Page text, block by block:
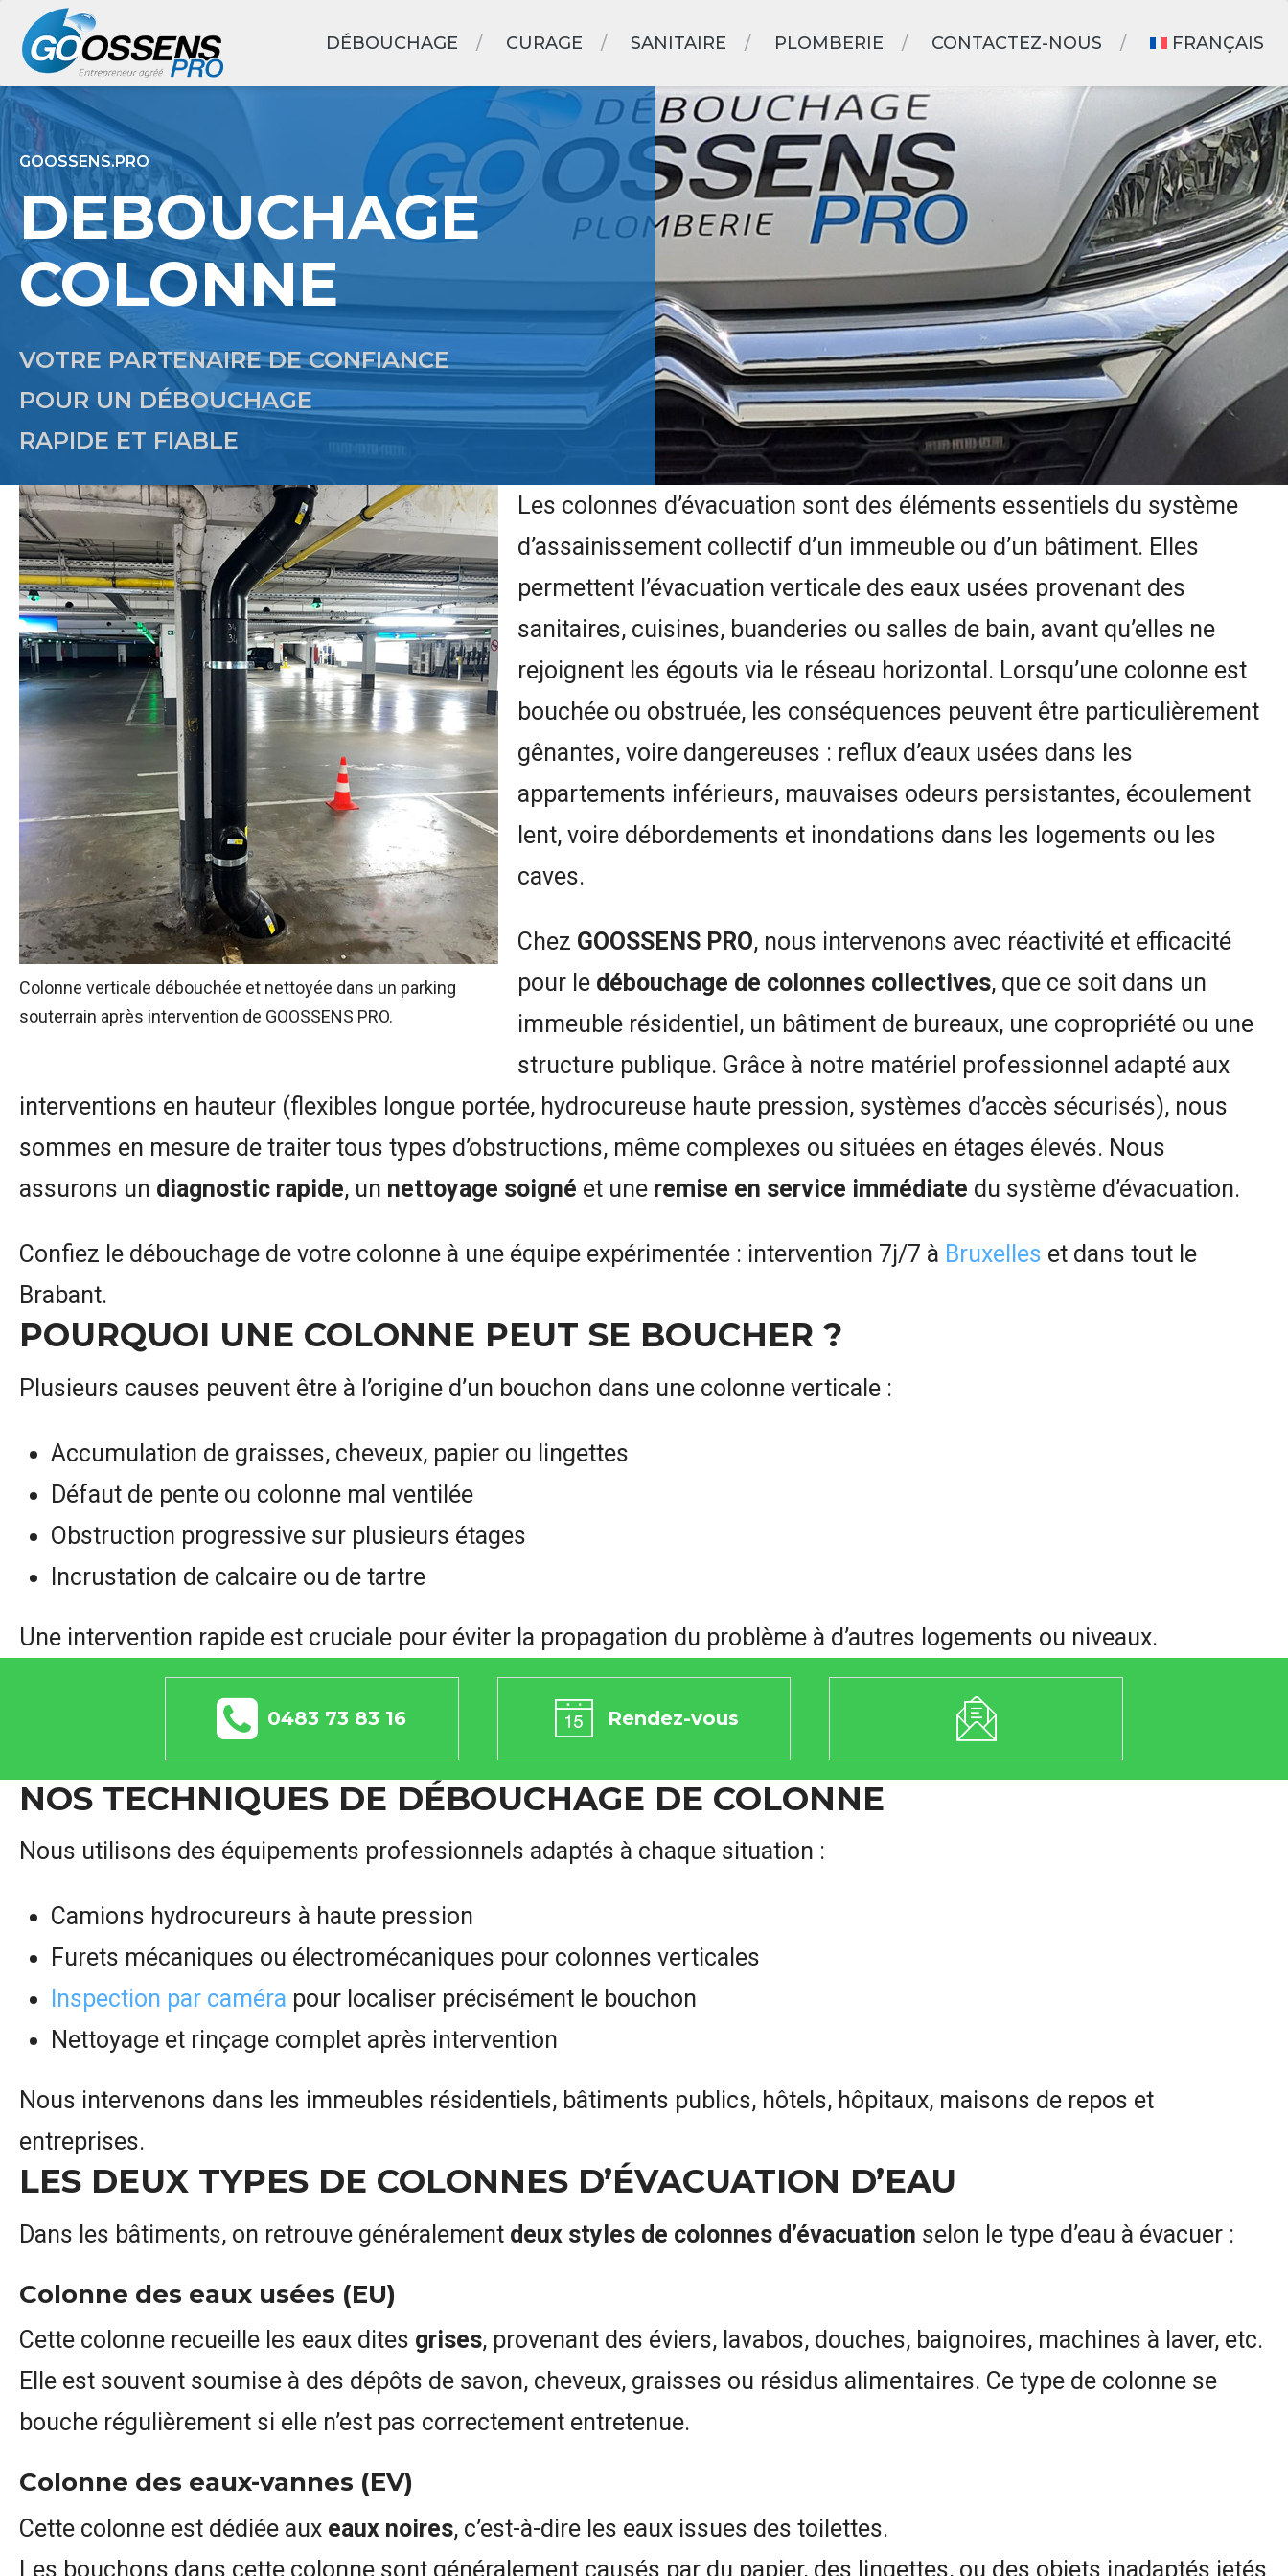
DÉBOUCHAGE CURAGE SANITAIRE PLOMBERIE CONTACTEZ-NOUS FRANÇAIS
GOOSSENS.PRO
DEBOUCHAGE
COLONNE
VOTRE PARTENAIRE DE CONFIANCE
POUR UN DÉBOUCHAGE
RAPIDE ET FIABLE
Colonne verticale débouchée et nettoyée dans un parking
souterrain après intervention de GOOSSENS PRO.
Les colonnes d’évacuation sont des éléments essentiels du système
d’assainissement collectif d’un immeuble ou d’un bâtiment. Elles
permettent l’évacuation verticale des eaux usées provenant des
sanitaires, cuisines, buanderies ou salles de bain, avant qu’elles ne
rejoignent les égouts via le réseau horizontal. Lorsqu’une colonne est
bouchée ou obstruée, les conséquences peuvent être particulièrement
gênantes, voire dangereuses : reflux d’eaux usées dans les
appartements inférieurs, mauvaises odeurs persistantes, écoulement
lent, voire débordements et inondations dans les logements ou les
caves.
Chez GOOSSENS PRO, nous intervenons avec réactivité et efficacité
pour le débouchage de colonnes collectives, que ce soit dans un
immeuble résidentiel, un bâtiment de bureaux, une copropriété ou une
structure publique. Grâce à notre matériel professionnel adapté aux
interventions en hauteur (flexibles longue portée, hydrocureuse haute pression, systèmes d’accès sécurisés), nous
sommes en mesure de traiter tous types d’obstructions, même complexes ou situées en étages élevés. Nous
assurons un diagnostic rapide, un nettoyage soigné et une remise en service immédiate du système d’évacuation.
Confiez le débouchage de votre colonne à une équipe expérimentée : intervention 7j/7 à Bruxelles et dans tout le
Brabant.
POURQUOI UNE COLONNE PEUT SE BOUCHER ?
Plusieurs causes peuvent être à l’origine d’un bouchon dans une colonne verticale :
Accumulation de graisses, cheveux, papier ou lingettes
Défaut de pente ou colonne mal ventilée
Obstruction progressive sur plusieurs étages
Incrustation de calcaire ou de tartre
Une intervention rapide est cruciale pour éviter la propagation du problème à d’autres logements ou niveaux.
0483 73 83 16 Rendez-vous
NOS TECHNIQUES DE DÉBOUCHAGE DE COLONNE
Nous utilisons des équipements professionnels adaptés à chaque situation :
Camions hydrocureurs à haute pression
Furets mécaniques ou électromécaniques pour colonnes verticales
Inspection par caméra pour localiser précisément le bouchon
Nettoyage et rinçage complet après intervention
Nous intervenons dans les immeubles résidentiels, bâtiments publics, hôtels, hôpitaux, maisons de repos et
entreprises.
LES DEUX TYPES DE COLONNES D’ÉVACUATION D’EAU
Dans les bâtiments, on retrouve généralement deux styles de colonnes d’évacuation selon le type d’eau à évacuer :
Colonne des eaux usées (EU)
Cette colonne recueille les eaux dites grises, provenant des éviers, lavabos, douches, baignoires, machines à laver, etc.
Elle est souvent soumise à des dépôts de savon, cheveux, graisses ou résidus alimentaires. Ce type de colonne se
bouche régulièrement si elle n’est pas correctement entretenue.
Colonne des eaux-vannes (EV)
Cette colonne est dédiée aux eaux noires, c’est-à-dire les eaux issues des toilettes.
Les bouchons dans cette colonne sont généralement causés par du papier, des lingettes, ou des objets inadaptés jetés